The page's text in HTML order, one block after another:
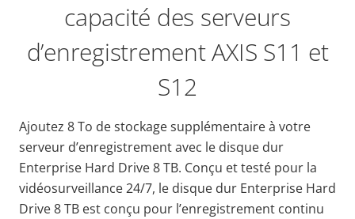
capacité des serveurs
d’enregistrement AXIS S11 et
S12
Ajoutez 8 To de stockage supplémentaire à votre
serveur d’enregistrement avec le disque dur
Enterprise Hard Drive 8 TB. Conçu et testé pour la
vidéosurveillance 24/7, le disque dur Enterprise Hard
Drive 8 TB est conçu pour l’enregistrement continu